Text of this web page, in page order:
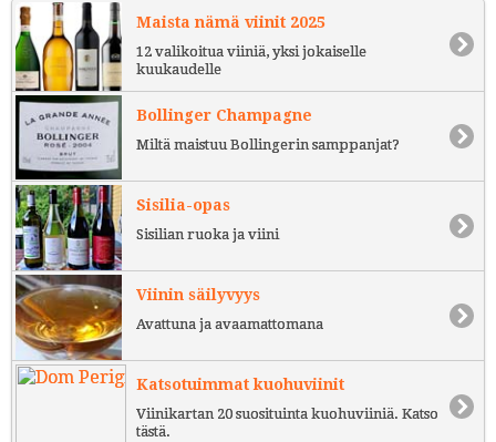
Maista nämä viinit 2025
12 valikoitua viiniä, yksi jokaiselle
kuukaudelle
Bollinger Champagne
Miltä maistuu Bollingerin samppanjat?
Sisilia-opas
Sisilian ruoka ja viini
Viinin säilyvyys
Avattuna ja avaamattomana
Katsotuimmat kuohuviinit
Viinikartan 20 suosituinta kuohuviiniä. Katso
tästä.